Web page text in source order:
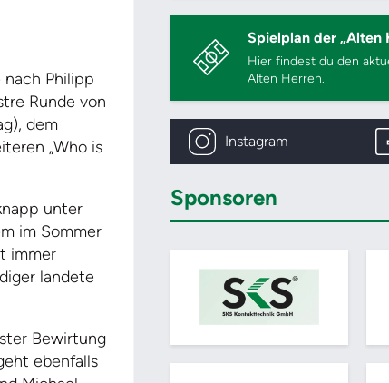
Philipp
Runde von
dem
„Who is
unter
im Sommer
immer
landete
Bewirtung
ebenfalls
Spielplan der „Alten
Hier findest du den
Alten Herren.
Instagram
Sponsoren